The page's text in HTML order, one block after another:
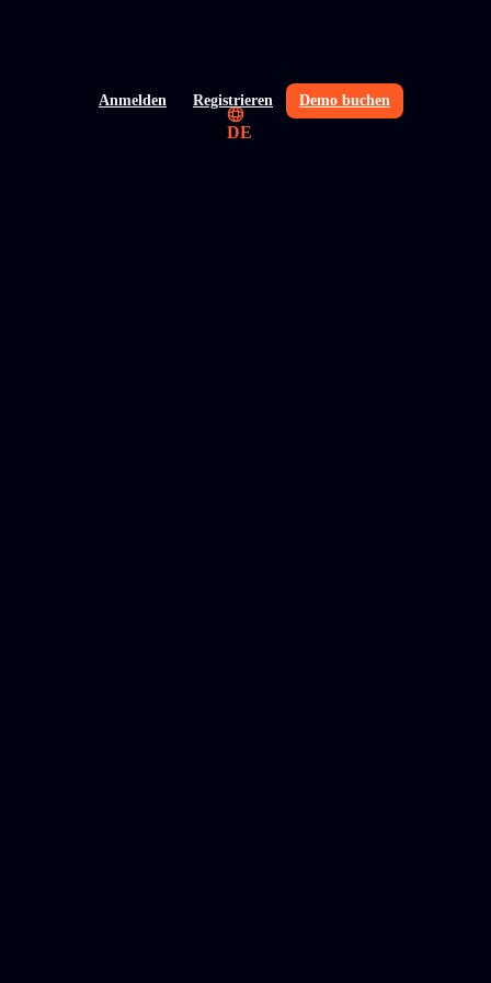
Anmelden Registrieren Demo buchen
DE